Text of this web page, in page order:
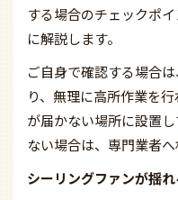
する場合のチェックポ
に解説します。
ご自身で確認する場合
り、無理に高所作業を
が届かない場所に設置
ない場合は、専門業者へ
シーリングファンが揺